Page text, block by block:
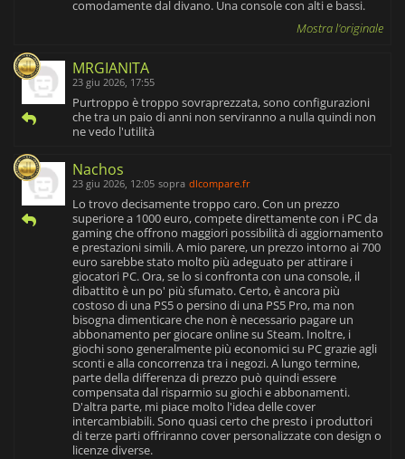
comodamente dal divano. Una console con alti e bassi.
Mostra l'originale
MRGIANITA
23 giu 2026, 17:55
Purtroppo è troppo sovraprezzata, sono configurazioni
che tra un paio di anni non serviranno a nulla quindi non
ne vedo l'utilità
Nachos
23 giu 2026, 12:05 sopra dlcompare.fr
Lo trovo decisamente troppo caro. Con un prezzo
superiore a 1000 euro, compete direttamente con i PC da
gaming che offrono maggiori possibilità di aggiornamento
e prestazioni simili. A mio parere, un prezzo intorno ai 700
euro sarebbe stato molto più adeguato per attirare i
giocatori PC. Ora, se lo si confronta con una console, il
dibattito è un po' più sfumato. Certo, è ancora più
costoso di una PS5 o persino di una PS5 Pro, ma non
bisogna dimenticare che non è necessario pagare un
abbonamento per giocare online su Steam. Inoltre, i
giochi sono generalmente più economici su PC grazie agli
sconti e alla concorrenza tra i negozi. A lungo termine,
parte della differenza di prezzo può quindi essere
compensata dal risparmio su giochi e abbonamenti.
D'altra parte, mi piace molto l'idea delle cover
intercambiabili. Sono quasi certo che presto i produttori
di terze parti offriranno cover personalizzate con design o
licenze diverse.